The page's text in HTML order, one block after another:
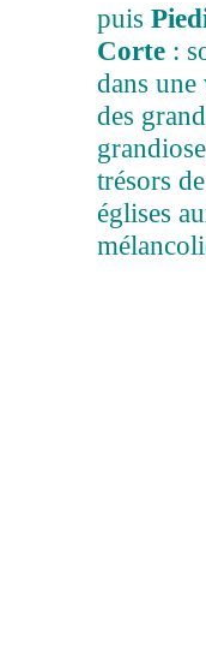
puis
Corte :
dans une
des
trésors
églises